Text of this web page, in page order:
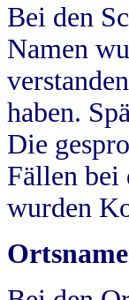
Bei den
Namen
haben.
Die
Fällen bei
wurden